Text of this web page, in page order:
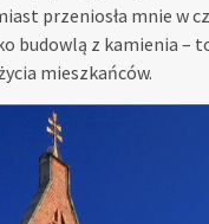
przeniosła mnie w
z kamienia –
mieszkańców.